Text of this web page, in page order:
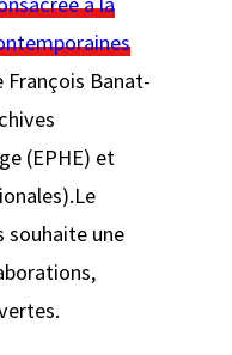
Banat-
(EPHE) et
souhaite une